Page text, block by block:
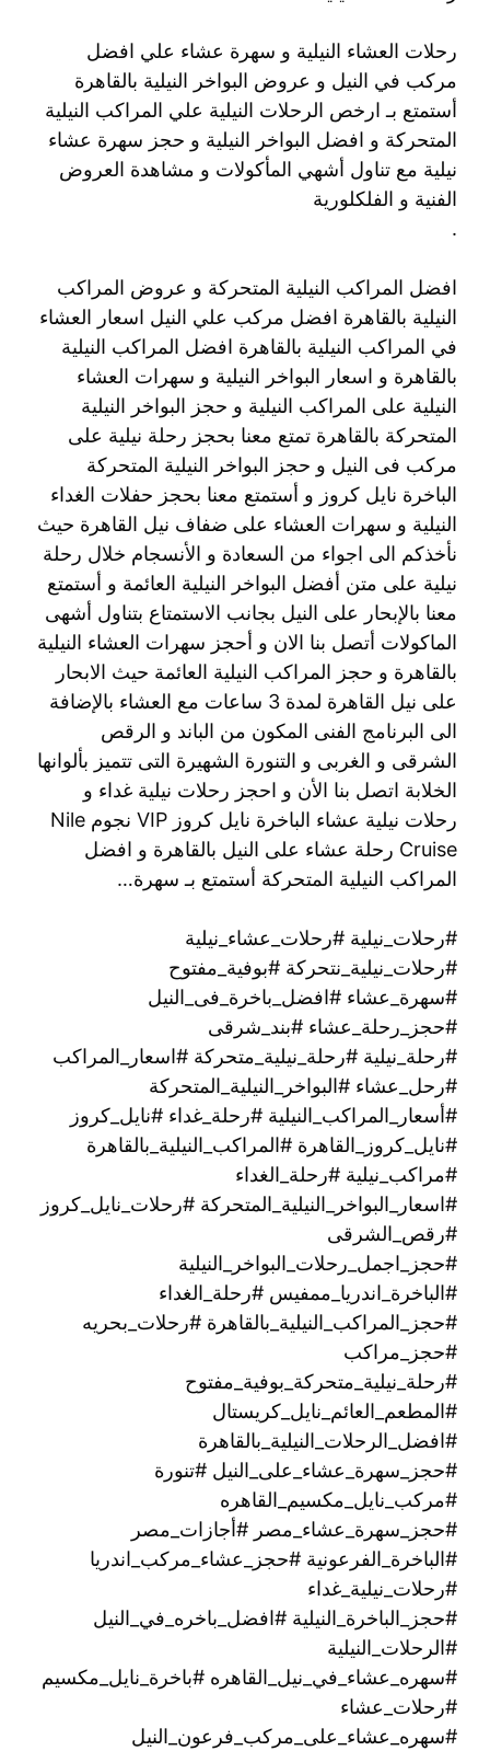
رحلات العشاء النيلية و سهرة عشاء علي افضل
مركب في النيل و عروض البواخر النيلية بالقاهرة
أستمتع بـ ارخص الرحلات النيلية علي المراكب النيلية
المتحركة و افضل البواخر النيلية و حجز سهرة عشاء
نيلية مع تناول أشهي المأكولات و مشاهدة العروض
الفنية و الفلكلورية
.
افضل المراكب النيلية المتحركة و عروض المراكب
النيلية بالقاهرة افضل مركب علي النيل اسعار العشاء
في المراكب النيلية بالقاهرة افضل المراكب النيلية
بالقاهرة و اسعار البواخر النيلية و سهرات العشاء
النيلية على المراكب النيلية و حجز البواخر النيلية
المتحركة بالقاهرة تمتع معنا بحجز رحلة نيلية على
مركب فى النيل و حجز البواخر النيلية المتحركة
الباخرة نايل كروز و أستمتع معنا بحجز حفلات الغداء
النيلية و سهرات العشاء على ضفاف نيل القاهرة حيث
نأخذكم الى اجواء من السعادة و الأنسجام خلال رحلة
نيلية على متن أفضل البواخر النيلية العائمة و أستمتع
معنا بالإبحار على النيل بجانب الاستمتاع بتناول أشهى
الماكولات أتصل بنا الان و أحجز سهرات العشاء النيلية
بالقاهرة و حجز المراكب النيلية العائمة حيث الابحار
على نيل القاهرة لمدة 3 ساعات مع العشاء بالإضافة
الى البرنامج الفنى المكون من الباند و الرقص
الشرقى و الغربى و التنورة الشهيرة التى تتميز بألوانها
الخلابة اتصل بنا الأن و احجز رحلات نيلية غداء و
رحلات نيلية عشاء الباخرة نايل كروز VIP نجوم Nile
Cruise رحلة عشاء على النيل بالقاهرة و افضل
المراكب النيلية المتحركة أستمتع بـ سهرة…
#رحلات_نيلية #رحلات_عشاء_نيلية
#رحلات_نيلية_نتحركة #بوفية_مفتوح
#سهرة_عشاء #افضل_باخرة_فى_النيل
#حجز_رحلة_عشاء #بند_شرقى
#رحلة_نيلية #رحلة_نيلية_متحركة #اسعار_المراكب
#رحل_عشاء #البواخر_النيلية_المتحركة
#أسعار_المراكب_النيلية #رحلة_غداء #نايل_كروز
#نايل_كروز_القاهرة #المراكب_النيلية_بالقاهرة
#مراكب_نيلية #رحلة_الغداء
#اسعار_البواخر_النيلية_المتحركة #رحلات_نايل_كروز
#رقص_الشرقى
#حجز_اجمل_رحلات_البواخر_النيلية
#الباخرة_اندريا_ممفيس #رحلة_الغداء
#حجز_المراكب_النيلية_بالقاهرة #رحلات_بحريه
#حجز_مراكب
#رحلة_نيلية_متحركة_بوفية_مفتوح
#المطعم_العائم_نايل_كريستال
#افضل_الرحلات_النيلية_بالقاهرة
#حجز_سهرة_عشاء_على_النيل #تنورة
#مركب_نايل_مكسيم_القاهره
#حجز_سهرة_عشاء_مصر #أجازات_مصر
#الباخرة_الفرعونية #حجز_عشاء_مركب_اندريا
#رحلات_نيلية_غداء
#حجز_الباخرة_النيلية #افضل_باخره_في_النيل
#الرحلات_النيلية
#سهره_عشاء_في_نيل_القاهره‏ #باخرة_نايل_مكسيم
#رحلات_عشاء
#سهره_عشاء_على_مركب_فرعون_النيل